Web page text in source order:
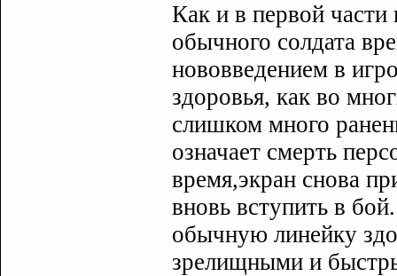
Как и в первой части
обычного солдата
нововведением в
здоровья, как во
слишком много
означает смерть
время,экран снова
вновь вступить в
обычную линейку
зрелищными и